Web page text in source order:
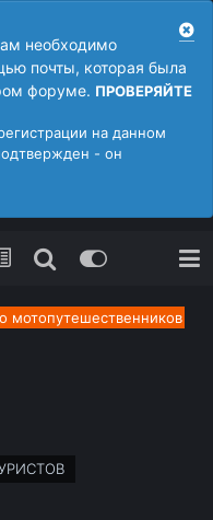
необходимо
почты, которая была
форуме. ПРОВЕРЯЙТЕ
на данном
- он